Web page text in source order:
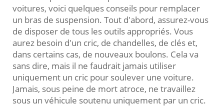
voitures, voici quelques conseils pour remplacer
un bras de suspension. Tout d'abord, assurez-vous
de disposer de tous les outils appropriés. Vous
aurez besoin d'un cric, de chandelles, de clés et,
dans certains cas, de nouveaux boulons. Cela va
sans dire, mais il ne faudrait jamais utiliser
uniquement un cric pour soulever une voiture.
Jamais, sous peine de mort atroce, ne travaillez
sous un véhicule soutenu uniquement par un cric.